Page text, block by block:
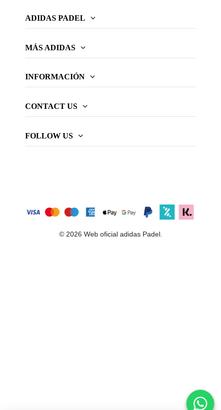
ADIDAS PADEL
MÁS ADIDAS
INFORMACIÓN
CONTACT US
FOLLOW US
© 2026 Web oficial adidas Padel.